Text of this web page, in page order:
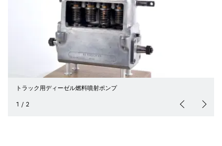
トラック用ディーゼル燃料噴射ポンプ
1 / 2